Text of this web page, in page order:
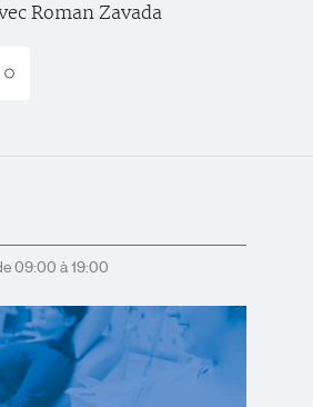
Roman Zavada
09:00 à 19:00